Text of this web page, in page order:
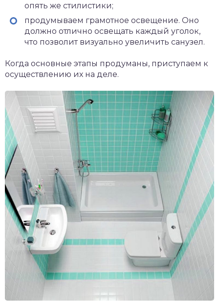
опять же стилистики;
продумываем грамотное освещение. Оно
должно отлично освещать каждый уголок,
что позволит визуально увеличить санузел.
Когда основные этапы продуманы, приступаем к
осуществлению их на деле.